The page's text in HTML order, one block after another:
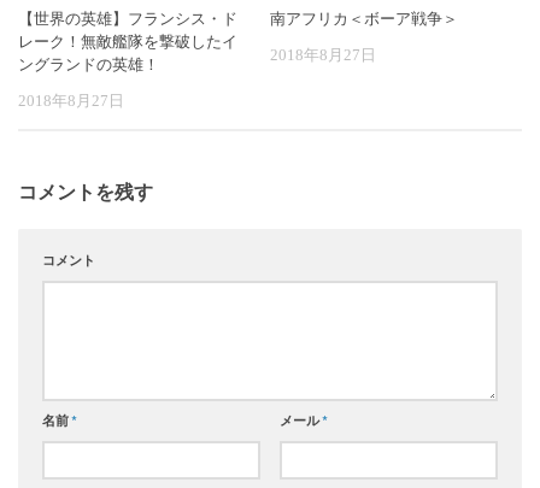
【世界の英雄】フランシス・ド
レーク！無敵艦隊を撃破したイ
ングランドの英雄！
2018年8月27日
南アフリカ＜ボーア戦争＞
2018年8月27日
コメントを残す
コメント
名前* メール*